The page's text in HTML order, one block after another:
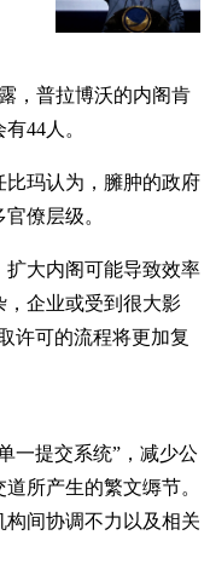
，普拉博沃的内阁肯
44人。
玛认为，臃肿的政府
僚层级。
大内阁可能导致效率
，企业或受到很大影
许可的流程将更加复
一提交系统”，减少公
所产生的繁文缛节。
间协调不力以及相关